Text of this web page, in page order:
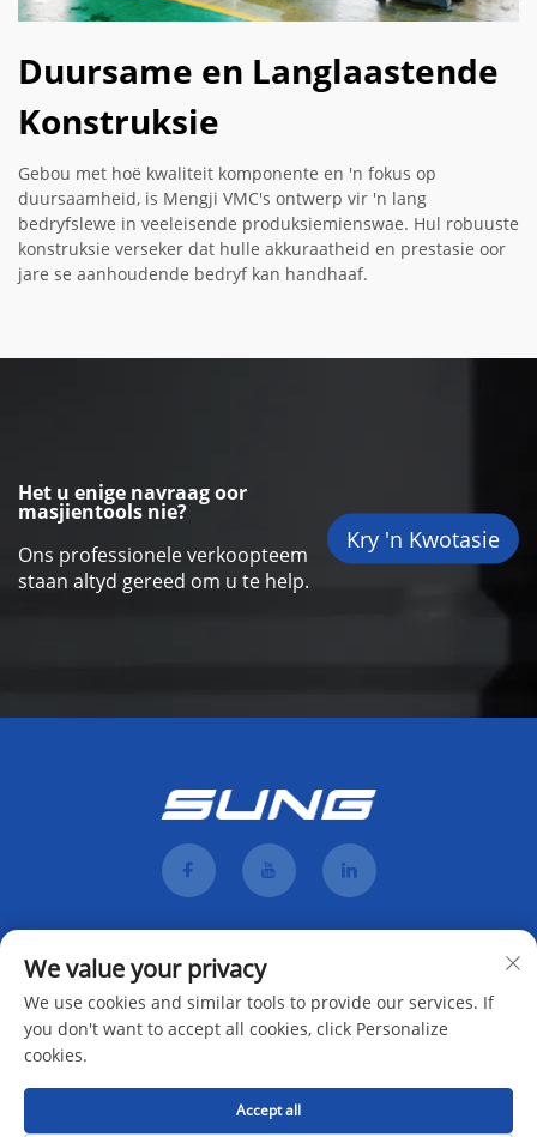
Duursame en Langlaastende
Konstruksie
Gebou met hoë kwaliteit komponente en 'n fokus op
duursaamheid, is Mengji VMC's ontwerp vir 'n lang
bedryfslewe in veeleisende produksiemienswae. Hul robuuste
konstruksie verseker dat hulle akkuraatheid en prestasie oor
jare se aanhoudende bedryf kan handhaaf.
Het u enige navraag oor
masjientools nie?
Ons professionele verkoopteem
staan altyd gereed om u te help.
Kry 'n Kwotasie
We value your privacy
We use cookies and similar tools to provide our services. If
you don't want to accept all cookies, click Personalize
cookies.
Accept all